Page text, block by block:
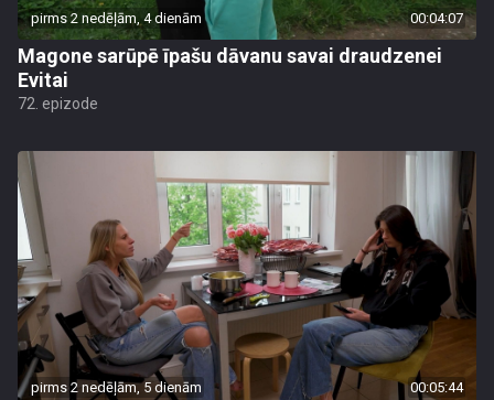
pirms 2 nedēļām, 4 dienām 00:04:07
Magone sarūpē īpašu dāvanu savai draudzenei
Evitai
72. epizode
pirms 2 nedēļām, 5 dienām 00:05:44